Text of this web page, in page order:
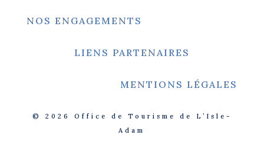
NOS ENGAGEMENTS
LIENS PARTENAIRES
MENTIONS LÉGALES
© 2026
Office de Tourisme de L’Isle-
Adam